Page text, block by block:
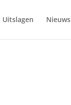
Uitslagen Nieuws